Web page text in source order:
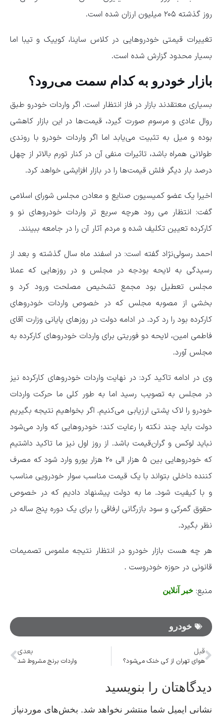
روز گذشته ۲۰۵ میلیون ارزان شده است.
تغییرات قیمتی خودروهایی در کلاس ساینا، کوییک و تیبا اما
بسیار محدود گزارش شده است.
بازار خودرو به کدام سمت می‌رود؟
بسیاری معتقدند بازار در فاز انتظار است. اگر واردات خودرو طبق
روال عادی و مرسوم صورت گیرد، قیمت‌ها در این بازار کاهشی
بوده و میل به تثبیت می‌یابد اما اگر واردات خودرو با روندی
طولانی همراه باشد، تاثیرات منفی آن در کنار تورم بالاتر از چهل
درصد بار دیگر فلش قیمت‌ها را در بازار افزایشی خواهد کرد.
اخیرا یک عضو کمیسیون صنایع و معادن مجلس شورای اسلامی
گفت: انتظار می رود هرچه سریع تر واردات خودروهای نو و
کارکرده تعیین تکلیف شده و مردم آثار آن را در جامعه ببینند.
احمد رسولی‌نژاد گفته است: در اسفند ماه سال گذشته و بعد از
رسیدگی به لایحه بودجه در مجلس و در روزهایی که عملا
مجلس تعطیل بود مجمع تشخیص مصلحت ورود کرد و
بخشی از مصوبه مجلس که در خصوص واردات خودروهای
کارکرده بود را رد کرد. در ادامه دولت در روزهای پایانی وزارت آقای
فاطمی امین، لایحه دو فوریتی برای واردات خودروهای کارکرده به
مجلس آورد.
وی در ادامه تاکید کرد: در نهایت واردات خودروهای کارکرده نیز
در مجلس به تصویب رسید اما به طور کلی ما حرکت واردات
خودرو را لاک پشتی ارزیابی می‌کنیم. اگر بخواهیم نتیجه بگیریم
دولت باید چند نکته را رعایت کند؛ خودروهایی که وارد می‌شود
نباید لوکس و گران‌قیمت باشد. از روز اول نیز ما تاکید داشتیم
که خودروهایی بین ۵ هزار الی ۲۰ هزار یورو وارد شود که مصرف
کننده داخلی بتواند با یک قیمت مناسب سوار خودرویی مناسب
و با کیفیت شود. ما به دولت پیشنهاد دادیم که در خصوص
حقوق گمرکی و سود بازرگانی ارفاقی را برای یک دوره پنج ساله در
نظر بگیرد.
هر چه هست بازار خودرو در انتظار نتیجه ملموس تصمیمات
قانونی در حوزه خودروست .
منبع: خبر آنلاین
خودرو
قبل
هوای تهران از کی خنک می‌شود؟
بعدی
واردات برنج ‌مشروط شد
دیدگاهتان را بنویسید
نشانی ایمیل شما منتشر نخواهد شد. بخش‌های موردنیاز